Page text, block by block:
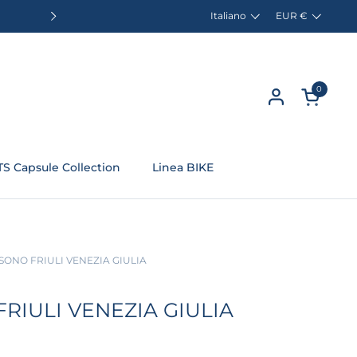
RITIRO IN NEGOZIO
Successivo Lingua
Italiano Paese/Area
EUR €
Apri
0
Capsule Collection Linea BIKE
FRIULI VENEZIA GIULIA
VENEZIA GIULIA